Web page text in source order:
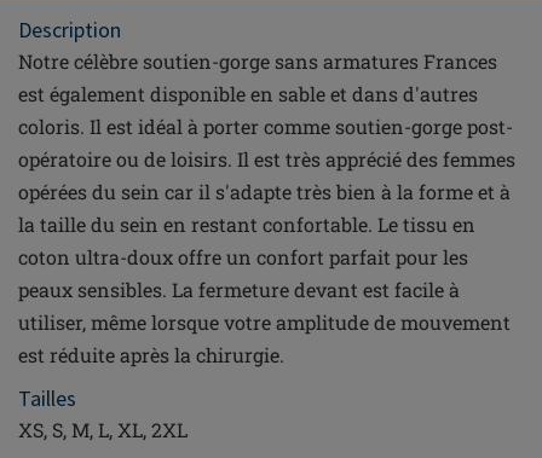
Description
Notre célèbre soutien-gorge sans armatures Frances
est également disponible en sable et dans d'autres
coloris. Il est idéal à porter comme soutien-gorge post-
opératoire ou de loisirs. Il est très apprécié des femmes
opérées du sein car il s'adapte très bien à la forme et à
la taille du sein en restant confortable. Le tissu en
coton ultra-doux offre un confort parfait pour les
peaux sensibles. La fermeture devant est facile à
utiliser, même lorsque votre amplitude de mouvement
est réduite après la chirurgie.
Tailles
XS, S, M, L, XL, 2XL